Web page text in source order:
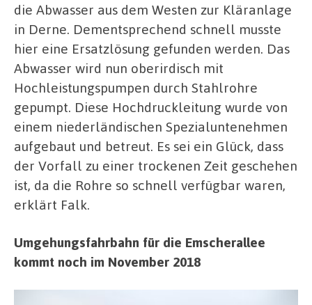
die Abwasser aus dem Westen zur Kläranlage
in Derne. Dementsprechend schnell musste
hier eine Ersatzlösung gefunden werden. Das
Abwasser wird nun oberirdisch mit
Hochleistungspumpen durch Stahlrohre
gepumpt. Diese Hochdruckleitung wurde von
einem niederländischen Spezialuntenehmen
aufgebaut und betreut. Es sei ein Glück, dass
der Vorfall zu einer trockenen Zeit geschehen
ist, da die Rohre so schnell verfügbar waren,
erklärt Falk.
Umgehungsfahrbahn für die Emscherallee
kommt noch im November 2018